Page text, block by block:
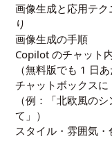
画像生成と応用テ
り
画像生成の手順
Copilot のチャット
（無料版でも 1 日
チャットボックス
（例：「北欧風の
て」）
スタイル・雰囲気